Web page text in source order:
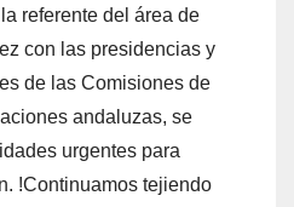
referente del área de
con las presidencias y
de las Comisiones de
andaluzas, se
urgentes para
!Continuamos tejiendo